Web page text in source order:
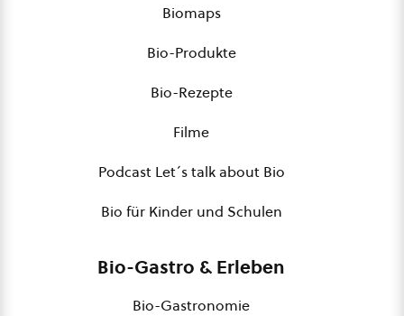
Biomaps
Bio-Produkte
Bio-Rezepte
Filme
Podcast Let´s talk about Bio
Bio für Kinder und Schulen
Bio-Gastro & Erleben
Bio-Gastronomie